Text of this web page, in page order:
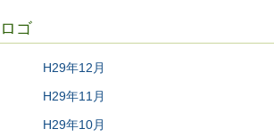
ゴ
H29年12月
H29年11月
H29年10月